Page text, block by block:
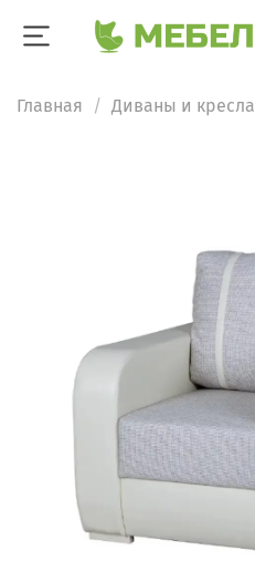
Главная Диваны и кресла